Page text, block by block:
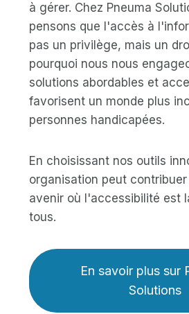
à gérer. Chez Pneuma
pensons que l'accès à
pas un privilège, mais un
pourquoi nous nous
solutions abordables et
favorisent un monde plus
personnes handicapées.
En choisissant nos outils
organisation peut
avenir où l'accessibilité est
tous.
En savoir plus sur
Solutions